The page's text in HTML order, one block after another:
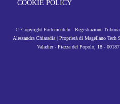
COOKIE POLICY
© Copyright FortementeIn - Registrazione
Alessandra Chiaradia | Proprietà di Magellano
Valadier - Piazza del Popolo, 18 -